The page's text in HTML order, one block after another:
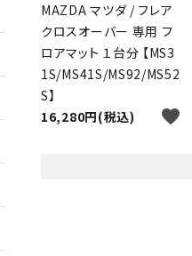
MAZDA マツダ / フレア
クロスオーバー 専用 フ
ロアマット １台分 【MS3
1S/MS41S/MS92/MS52
S】
16,280円(税込)
favorite